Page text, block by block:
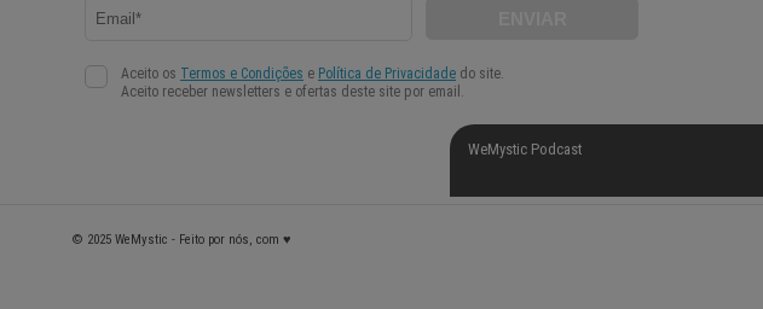
WeMystic Podcast
© 2025 WeMystic - Feito por nós, com ♥